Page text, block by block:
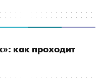
как проходит